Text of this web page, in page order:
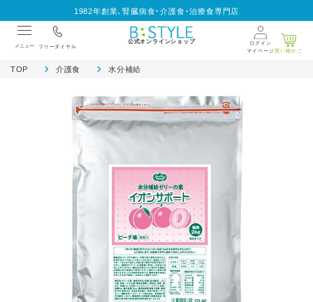
1982年創業、腎臓病食・介護食・治療食専門店
メニュー フリーダイヤル
公式オンラインショップ
ログイン
マイページ買い物かご
TOP 介護食 水分補給